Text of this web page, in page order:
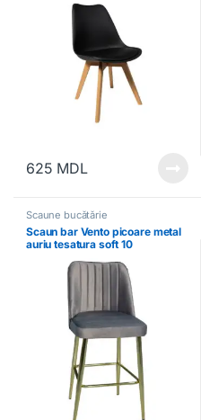
625 MDL
Scaune bucătărie
Scaun bar Vento picoare metal
auriu tesatura soft 10